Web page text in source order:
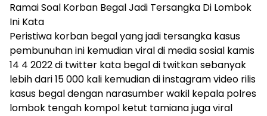
Ramai Soal Korban Begal Jadi Tersangka Di Lombok
Ini Kata
Peristiwa korban begal yang jadi tersangka kasus
pembunuhan ini kemudian viral di media sosial kamis
14 4 2022 di twitter kata begal di twitkan sebanyak
lebih dari 15 000 kali kemudian di instagram video rilis
kasus begal dengan narasumber wakil kepala polres
lombok tengah kompol ketut tamiana juga viral